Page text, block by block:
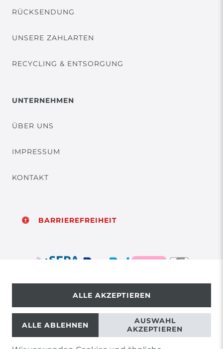
RÜCKSENDUNG
UNSERE ZAHLARTEN
RECYCLING & ENTSORGUNG
UNTERNEHMEN
ÜBER UNS
IMPRESSUM
KONTAKT
BARRIEREFREIHEIT
© Copyright 2026 | Alle Rechte vorbehalten.
ALLE AKZEPTIEREN
ALLE ABLEHNEN
AUSWAHL
AKZEPTIEREN